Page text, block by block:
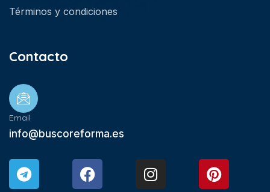
Términos y condiciones
Contacto
Email
info@buscoreforma.es